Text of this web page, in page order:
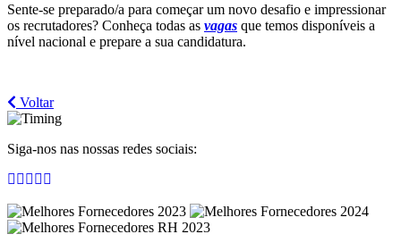
Sente-se preparado/a para começar um novo desafio e impressionar
os recrutadores? Conheça todas as vagas que temos disponíveis a
nível nacional e prepare a sua candidatura.
Voltar
Siga-nos nas nossas redes sociais: